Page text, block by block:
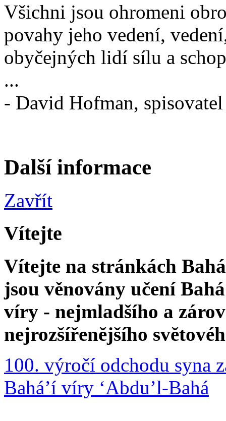
Všichni jsou ohromeni
povahy jeho vedení,
obyčejných lidí sílu a
...
- David Hofman,
Další informace
Zavřít
Vítejte
Vítejte na stránkách
jsou věnovány učení
víry - nejmladšího a
nejrozšířenějšího
100. výročí odchodu syna
Bahá’í víry ‘Abdu’l-Bahá